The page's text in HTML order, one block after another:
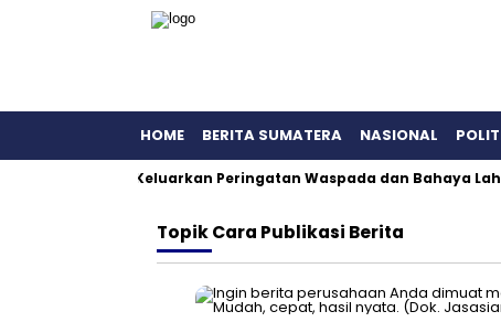
HOME BERITA SUMATERA NASIONAL
Lagi, PVMBG Keluarkan Peringatan Waspada dan Bahaya
TopikCara Publikasi Berita